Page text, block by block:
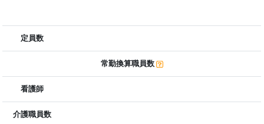
定員数
常勤換算職員数
看護師
介護職員数